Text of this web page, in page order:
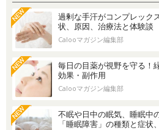
過剰な手汗がコンプレック
状、原因、治療法と体験談
Calooマガジン編集部
毎日の目薬が視野を守る！
効果・副作用
Calooマガジン編集部
不眠や日中の眠気、睡眠中
「睡眠障害」の種類と症状